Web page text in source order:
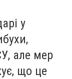
у
але мер
що це